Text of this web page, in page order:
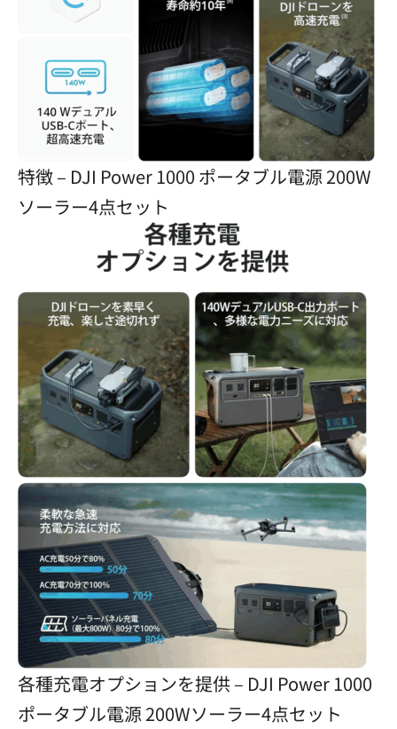
特徴 – DJI Power 1000 ポータブル電源 200W
ソーラー4点セット
各種充電オプションを提供 – DJI Power 1000
ポータブル電源 200Wソーラー4点セット